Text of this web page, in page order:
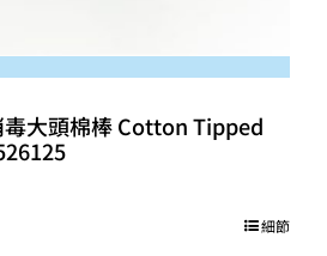
大頭棉棒 Cotton Tipped
細節